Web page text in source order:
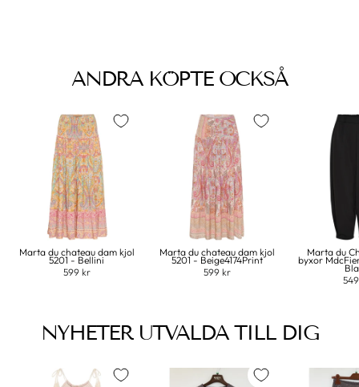
ANDRA KÖPTE OCKSÅ
Marta du chateau dam kjol
5201 - Bellini
599 kr
Marta du chateau dam kjol
5201 - Beige4174Print
599 kr
Marta du
byxor
NYHETER UTVALDA TILL DIG